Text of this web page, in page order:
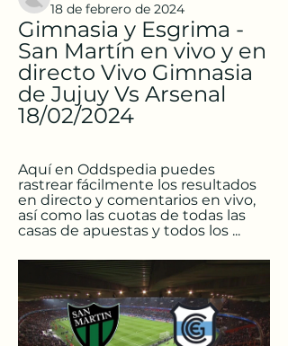
18 de febrero de 2024
Gimnasia y Esgrima -
San Martín en vivo y en
directo Vivo Gimnasia
de Jujuy Vs Arsenal
18/02/2024
Aquí en Oddspedia puedes
rastrear fácilmente los resultados
en directo y comentarios en vivo,
así como las cuotas de todas las
casas de apuestas y todos los ...